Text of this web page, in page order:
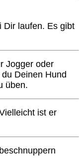
Dir laufen. Es gibt
Jogger oder
Deinen Hund
üben.
ist er